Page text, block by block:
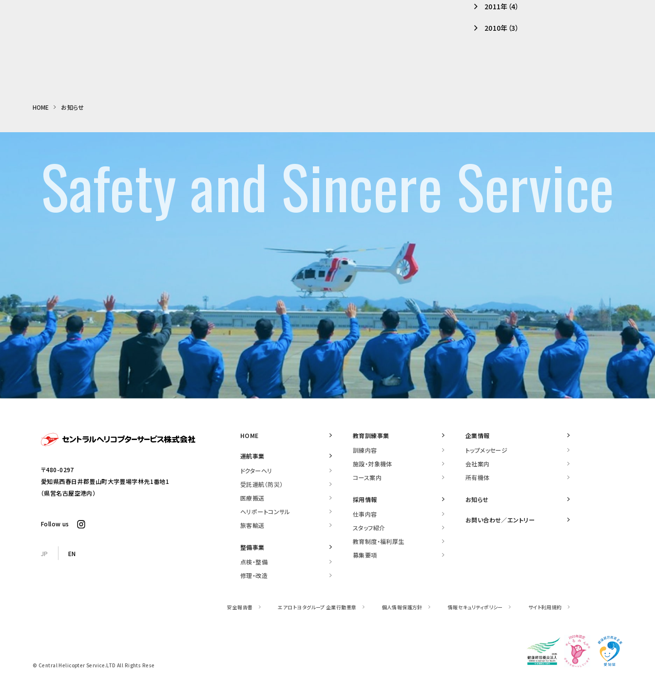
2011年（4）
2010年（3）
HOME お知らせ
Safety and Sincere Service
〒480-0297
愛知県西春日井郡豊山町大字豊場字林先1番地1
（県営名古屋空港内）
Follow us
JP EN
HOME
運航事業
ドクターヘリ
受託運航（防災）
医療搬送
ヘリポートコンサル
旅客輸送
整備事業
点検・整備
修理・改造
教育訓練事業
訓練内容
施設・対象機体
コース案内
採用情報
仕事内容
スタッフ紹介
教育制度・福利厚生
募集要項
企業情報
トップメッセージ
会社案内
所有機体
お知らせ
お問い合わせ／エントリー
安全報告書 エアロトヨタグループ企業行動憲章 個人情報保護方針 情報セキュリティポリシー サイト利用規約
© Central Helicopter Service.LTD All Rights Rese